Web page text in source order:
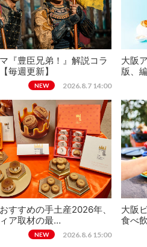
『豊臣兄弟！』解説コラ
毎週更新】
NEW 2026.8.7 14:00
大阪
版、
すすめの手土産2026年、
ア取材の最…
NEW 2026.8.6 15:00
大阪
食べ